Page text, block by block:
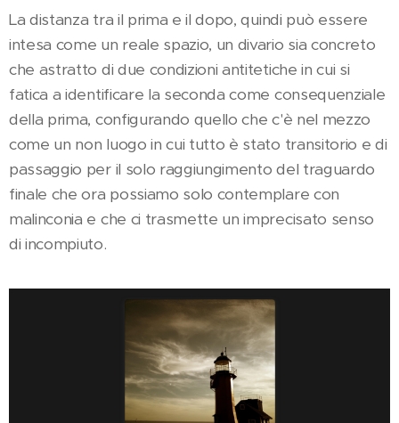
La distanza tra il prima e il dopo, quindi può essere
intesa come un reale spazio, un divario sia concreto
che astratto di due condizioni antitetiche in cui si
fatica a identificare la seconda come consequenziale
della prima, configurando quello che c'è nel mezzo
come un non luogo in cui tutto è stato transitorio e di
passaggio per il solo raggiungimento del traguardo
finale che ora possiamo solo contemplare con
malinconia e che ci trasmette un imprecisato senso
di incompiuto.